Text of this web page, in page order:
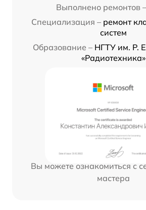
Выполнено ремонтов –
Специализация – ремонт
систем
Образование – НГТУ им. Р.
«Радиотехника»
Вы можете ознакомиться с
мастера